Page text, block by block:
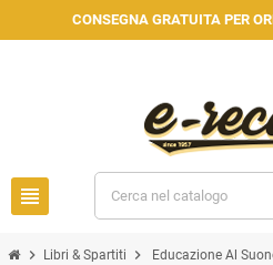
CONSEGNA GRATUITA PER
view_headline
chevron_right Libri & Spartiti chevron_right Educazione Al